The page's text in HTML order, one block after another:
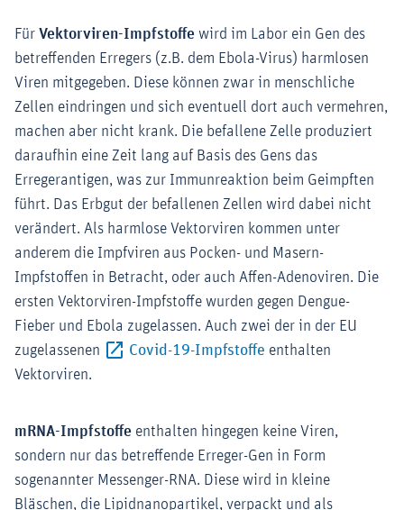
Für Vektorviren-Impfstoffe wird im Labor ein Gen des
betreffenden Erregers (z.B. dem Ebola-Virus) harmlosen
Viren mitgegeben. Diese können zwar in menschliche
Zellen eindringen und sich eventuell dort auch vermehren,
machen aber nicht krank. Die befallene Zelle produziert
daraufhin eine Zeit lang auf Basis des Gens das
Erregerantigen, was zur Immunreaktion beim Geimpften
führt. Das Erbgut der befallenen Zellen wird dabei nicht
verändert. Als harmlose Vektorviren kommen unter
anderem die Impfviren aus Pocken- und Masern-
Impfstoffen in Betracht, oder auch Affen-Adenoviren. Die
ersten Vektorviren-Impfstoffe wurden gegen Dengue-
Fieber und Ebola zugelassen. Auch zwei der in der EU
zugelassenen
Covid-19-Impfstoffe Externer-Link
enthalten
Vektorviren.
mRNA-Impfstoffe enthalten hingegen keine Viren,
sondern nur das betreffende Erreger-Gen in Form
sogenannter Messenger-RNA. Diese wird in kleine
Bläschen, die Lipidnanopartikel, verpackt und als